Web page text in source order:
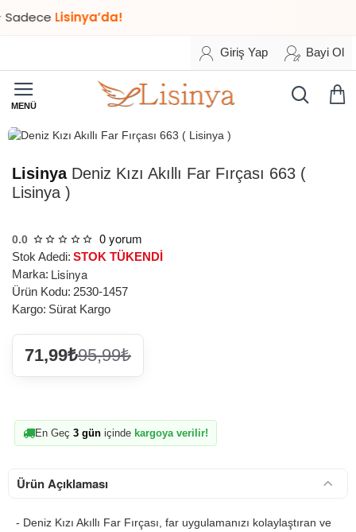
Lisinya’da!
Giriş Yap Bayi Ol
STOK TÜKENDİ
LisinyaDeniz Kızı Akıllı Far Fırçası 663 (
Lisinya )
0.0 0 yorum
Stok Adedi: STOK TÜKENDİ
Marka: Lisinya
Ürün Kodu: 2530-1457
Kargo: Sürat Kargo
71,99₺95,99₺
En Geç 3 gün içinde kargoya verilir!
Ürün Açıklaması
- Deniz Kızı Akıllı Far Fırçası, far uygulamanızı kolaylaştıran ve